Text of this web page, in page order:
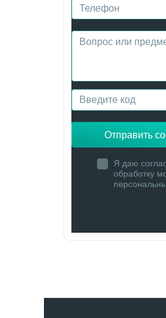
Отправить
Я даю
обработку